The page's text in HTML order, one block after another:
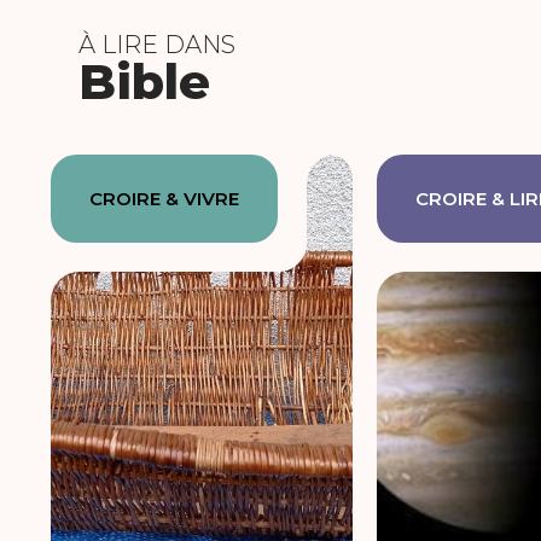
À LIRE DANS
Bible
CROIRE & VIVRE CROIRE &